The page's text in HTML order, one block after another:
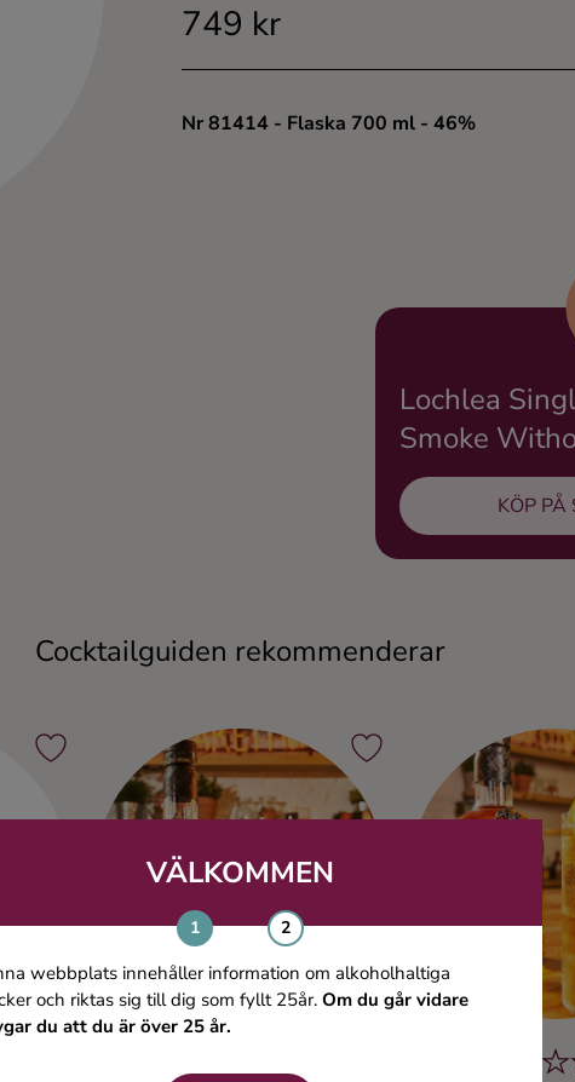
VÄLKOMMEN
webbplats innehåller information om alkoholhaltiga
och riktas sig till dig som fyllt 25år.Om du går vidare
du att du är över 25 år.
749 kr
Nr 81414 - Flaska 700 ml - 46%
Lochlea
Smoke
KÖP PÅ
Cocktailguiden rekommenderar